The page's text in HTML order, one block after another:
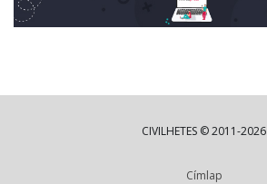
CIVILHETES © 2011-2026
Címlap